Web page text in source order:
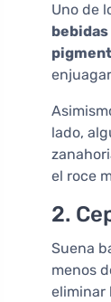
Uno de
lado,
el roce
2.
Suena
menos
eliminar